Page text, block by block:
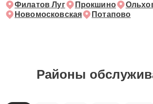
Филатов Луг
Прокшино
Новомосковская
Потапово
Районы